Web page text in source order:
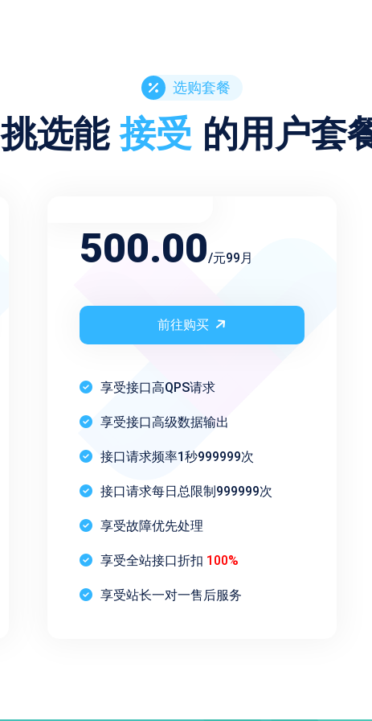
选购套餐
挑选能接受 的用户套
500.00/元99月
前往购买
享受接口高QPS请求
享受接口高级数据输出
接口请求频率1秒999999次
接口请求每日总限制999999次
享受故障优先处理
享受全站接口折扣 100%
享受站长一对一售后服务